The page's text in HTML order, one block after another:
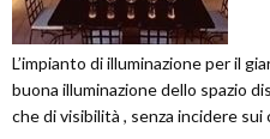
L’impianto di illuminazione per il
buona illuminazione dello spazio
che di visibilità , senza incidere